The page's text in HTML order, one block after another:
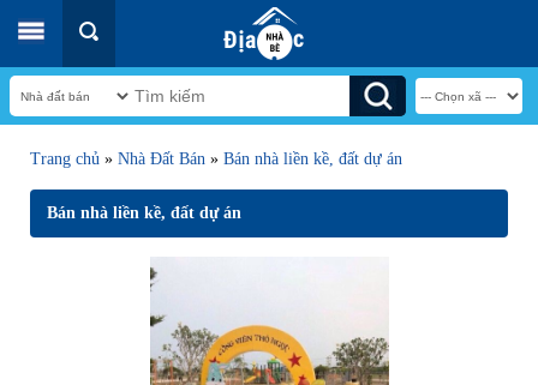
Trang chủ » Nhà Đất Bán » Bán nhà liền kề, đất dự án
Bán nhà liền kề, đất dự án